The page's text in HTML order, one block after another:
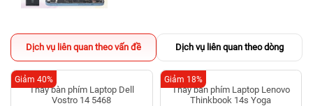
Dịch vụ liên quan theo vấn đề Dịch vụ liên quan theo dòng
Thay bàn phím Laptop Dell
Vostro 14 5468
Giảm 40%
Thay bàn phím Laptop Lenovo
Thinkbook 14s Yoga
Giảm 18%